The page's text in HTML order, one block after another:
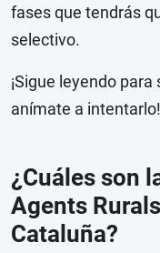
fases que tendrás
selectivo.
¡Sigue leyendo
anímate a intentarlo!
¿Cuáles son
Agents
Cataluña?